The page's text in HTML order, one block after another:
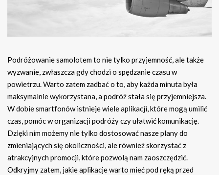
Podróżowanie samolotem to nie tylko przyjemność, ale także
wyzwanie, zwłaszcza gdy chodzi o spędzanie czasu w
powietrzu. Warto zatem zadbać o to, aby każda minuta była
maksymalnie wykorzystana, a podróż stała się przyjemniejsza.
W dobie smartfonów istnieje wiele aplikacji, które mogą umilić
czas, pomóc w organizacji podróży czy ułatwić komunikację.
Dzięki nim możemy nie tylko dostosować nasze plany do
zmieniających się okoliczności, ale również skorzystać z
atrakcyjnych promocji, które pozwolą nam zaoszczędzić.
Odkryjmy zatem, jakie aplikacje warto mieć pod ręką przed